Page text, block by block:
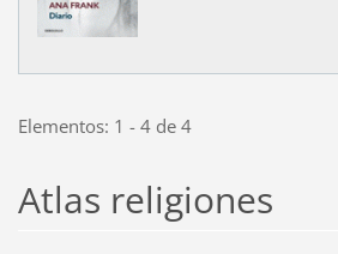
Elementos: 1 - 4 de 4
Atlas religiones